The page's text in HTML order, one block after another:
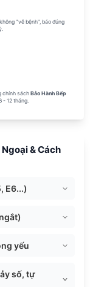
"vẽ bệnh", báo đúng
chính sách Bảo Hành Bếp
- 12 tháng.
& Cách
E6...)
yếu
số, tự